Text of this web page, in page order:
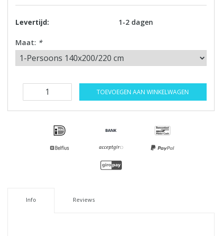
Levertijd: 1-2 dagen
Maat: *
TOEVOEGEN AAN WINKELWAGEN
Info Reviews